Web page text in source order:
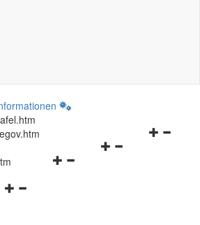
Navigationsmenü
Navigationsmenü
Navigationsmenü